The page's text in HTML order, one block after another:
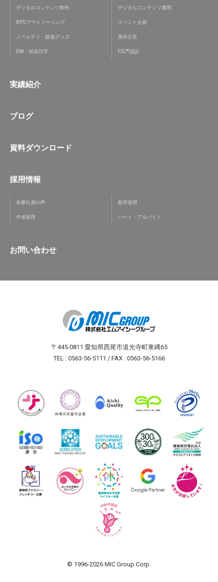
デジタルコンテンツ制作 デジタルコンテンツ運用
BPOアウトソーシング イベント企画
ノベルティ・販促グッズ 屋外広告
DM・宛名印字 FSC®認証
実績紹介
ブログ
資料ダウンロード
採用情報
先輩社員の声 新卒採用
中途採用 パート・アルバイト
お問い合わせ
〒445-0811 愛知県西尾市道光寺町東縄65
TEL : 0563-56-5111 / FAX : 0563-56-5166
© 1996-2026 MIC Group Corp.